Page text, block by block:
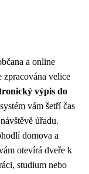
a online
zpracována velice
výpis do
vám šetří čas
úřadu.
domova a
otevírá dveře k
studium nebo